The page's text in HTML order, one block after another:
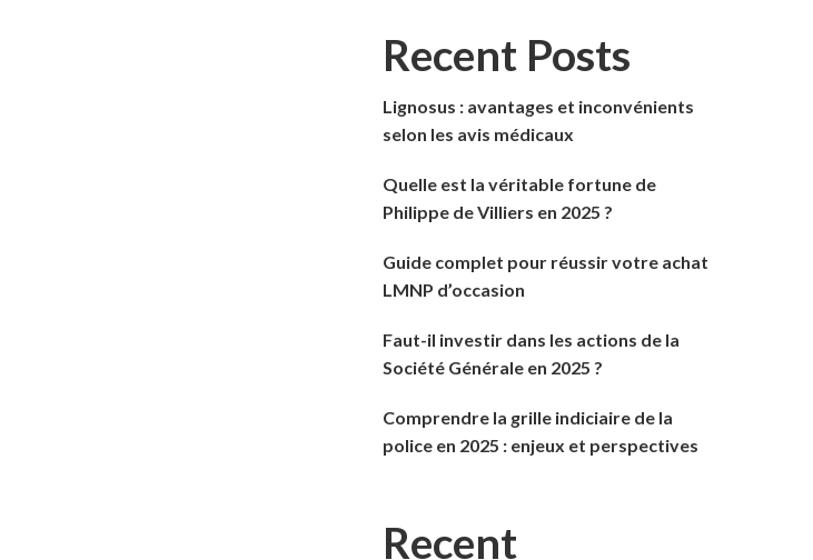
Recent Posts
Lignosus : avantages et inconvénients
selon les avis médicaux
Quelle est la véritable fortune de
Philippe de Villiers en 2025 ?
Guide complet pour réussir votre achat
LMNP d’occasion
Faut-il investir dans les actions de la
Société Générale en 2025 ?
Comprendre la grille indiciaire de la
police en 2025 : enjeux et perspectives
Recent